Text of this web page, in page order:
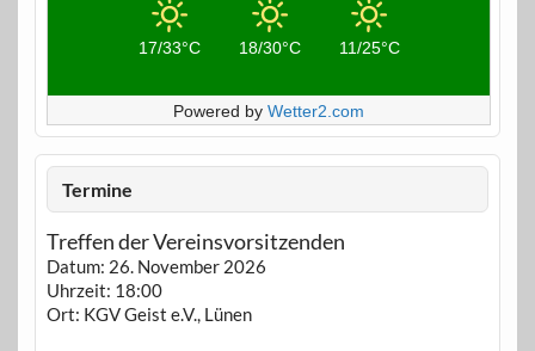
17/33°C 18/30°C 11/25°C
Powered by Wetter2.com
Termine
Treffen der Vereinsvorsitzenden
Datum: 26. November 2026
Uhrzeit: 18:00
Ort: KGV Geist e.V., Lünen